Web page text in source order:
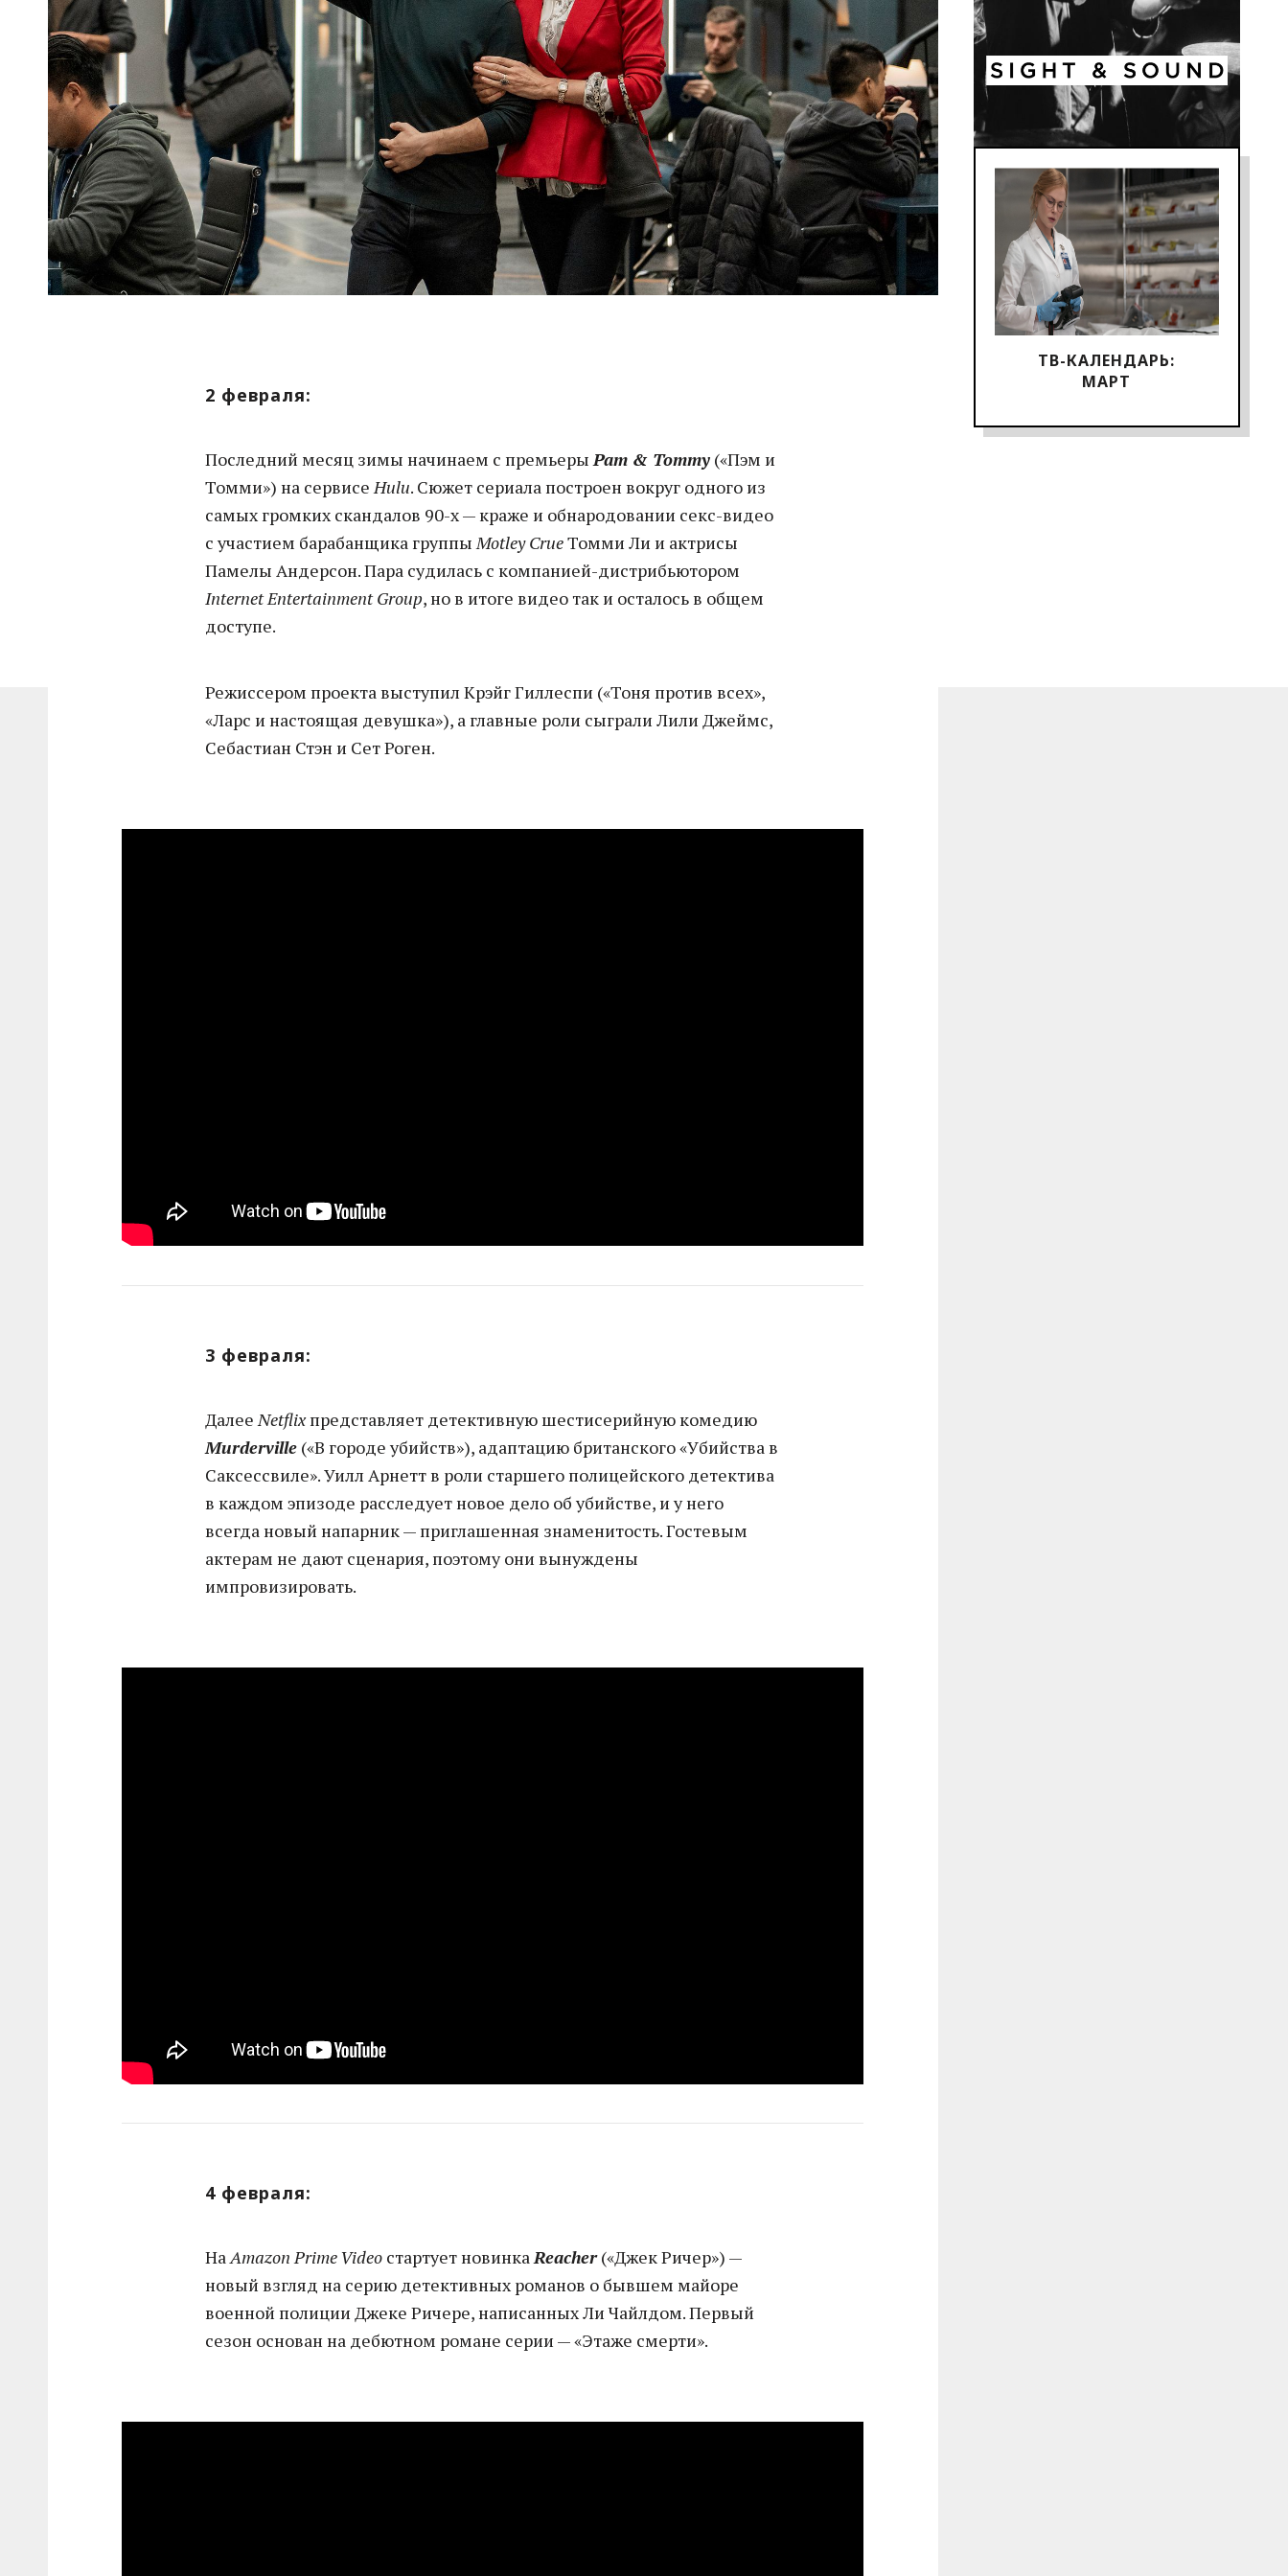
ТВ-КАЛЕНДАРЬ:
МАРТ
2 февраля:
Последний месяц зимы начинаем с премьерыPam & Tommy («Пэм и
Томми») на сервисеHulu. Сюжет сериала построен вокруг одного из
самых громких скандалов 90-х — краже и обнародовании секс-видео
с участием барабанщика группыMotley CrueТомми Ли и актрисы
Памелы Андерсон. Пара судилась с компанией-дистрибьютором
Internet Entertainment Group, но в итоге видео так и осталось в общем
доступе.
Режиссером проекта выступил Крэйг Гиллеспи («Тоня против всех»,
«Ларс и настоящая девушка»), а главные роли сыграли Лили Джеймс,
Себастиан Стэн и Сет Роген.
3 февраля:
Далее Netflixпредставляет детективную шестисерийную комедию
Murderville («В городе убийств»), адаптацию британского «Убийства в
Саксессвиле». Уилл Арнетт в роли старшего полицейского детектива
в каждом эпизоде расследует новое дело об убийстве, и у него
всегда новый напарник — приглашенная знаменитость. Гостевым
актерам не дают сценария, поэтому они вынуждены
импровизировать.
4 февраля:
НаAmazon Prime Video стартует новинкаReacher(«Джек Ричер») —
новый взгляд на серию детективных романов о бывшем майоре
военной полиции Джеке Ричере, написанных Ли Чайлдом. Первый
сезон основан на дебютном романе серии — «Этаже смерти».